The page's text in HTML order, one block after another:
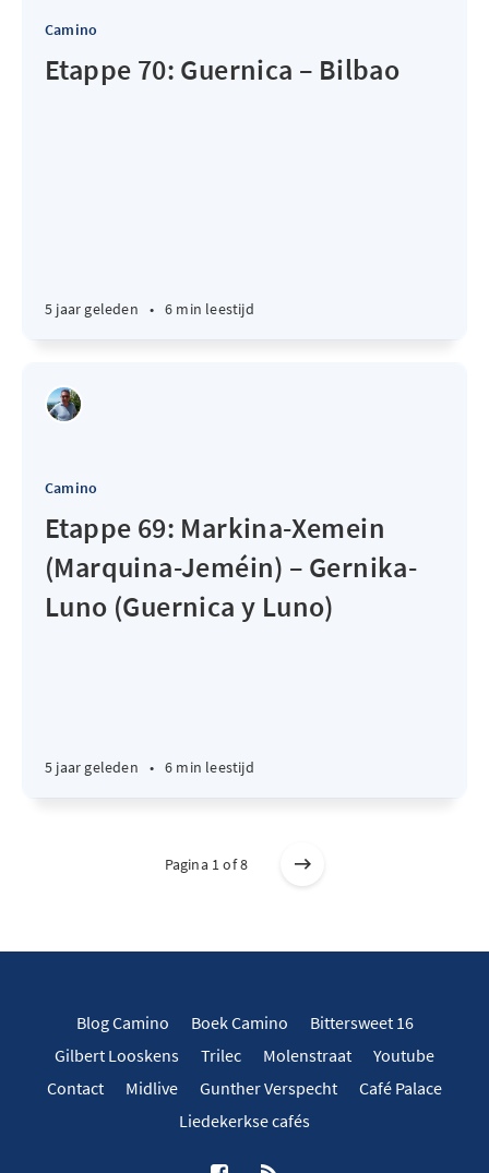
Camino
Etappe 70: Guernica – Bilbao
5 jaar geleden • 6 min leestijd
Camino
Etappe 69: Markina-Xemein
(Marquina-Jeméin) – Gernika-
Luno (Guernica y Luno)
5 jaar geleden • 6 min leestijd
Pagina 1 of 8
Blog Camino Boek Camino
Bittersweet 16
Gilbert Looskens
Trilec Molenstraat
Youtube
Contact
Midlive Gunther Verspecht
Café Palace
Liedekerkse cafés